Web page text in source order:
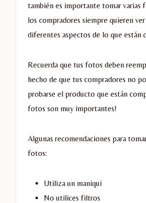
también es importante tomar varias
los compradores siempre quieren
diferentes aspectos de lo que están
Recuerda que tus fotos deben
hecho de que tus compradores no
probarse el producto que están
fotos son muy importantes!
Algunas recomendaciones para
fotos:
Utiliza un maniqui
No utilices filtros